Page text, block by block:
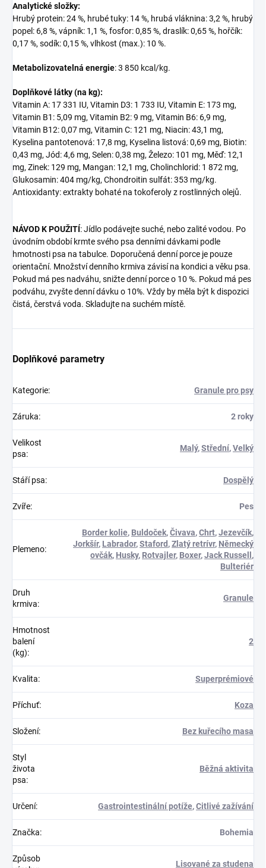
Analytické složky:
Hrubý protein: 24 %, hrubé tuky: 14 %, hrubá vláknina: 3,2 %, hrubý
popel: 6,8 %, vápník: 1,1 %, fosfor: 0,85 %, draslík: 0,65 %, hořčík:
0,17 %, sodík: 0,15 %, vlhkost (max.): 10 %.
Metabolizovatelná energie: 3 850 kcal/kg.
Doplňkové látky (na kg):
Vitamin A: 17 331 IU, Vitamin D3: 1 733 IU, Vitamin E: 173 mg,
Vitamin B1: 5,09 mg, Vitamin B2: 9 mg, Vitamin B6: 6,9 mg,
Vitamin B12: 0,07 mg, Vitamin C: 121 mg, Niacin: 43,1 mg,
Kyselina pantotenová: 17,8 mg, Kyselina listová: 0,69 mg, Biotin:
0,43 mg, Jód: 4,6 mg, Selen: 0,38 mg, Železo: 101 mg, Měď: 12,1
mg, Zinek: 129 mg, Mangan: 12,1 mg, Cholinchlorid: 1 872 mg,
Glukosamin: 404 mg/kg, Chondroitin sulfát: 353 mg/kg.
Antioxidanty: extrakty bohaté na tokoferoly z rostlinných olejů.
NÁVOD K POUŽITÍ: Jídlo podávejte suché, nebo zalité vodou. Po
úvodním období krmte svého psa denními dávkami podle
hmotnosti psa na tabulce. Doporučená denní porce je pouze
orientační. Množství denního krmiva závisí na kondici a věku psa.
Pokud má pes nadváhu, snižte denní porce o 10 %. Pokud má pes
podváhu, zvyšte denní dávku o 10%. Vždy by měla být k dispozici
čistá, čerstvá voda. Skladujte na suchém místě.
Doplňkové parametry
Kategorie: Granule pro psy
Záruka: 2 roky
Velikost
psa:
Malý,Střední,Velký
Stáří psa: Dospělý
Zvíře: Pes
Plemeno:
Border kolie, Buldoček,Čivava,Chrt,Jezevčík,
Jorkšír, Labrador,Staford ,Zlatý retrívr, Německý
ovčák, Husky, Rotvajler, Boxer,Jack Russell ,
Bulteriér
Druh
krmiva:
Granule
Hmotnost
balení
(kg):
2
Kvalita: Superprémiové
Příchuť: Koza
Složení: Bez kuřecího masa
Styl
života
psa:
Běžná aktivita
Určení: Gastrointestinální potíže,Citlivé zažívání
Značka: Bohemia
Způsob
Lisované za studena